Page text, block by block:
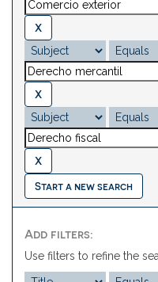
Start a new search
Add filters:
Use filters to refine the